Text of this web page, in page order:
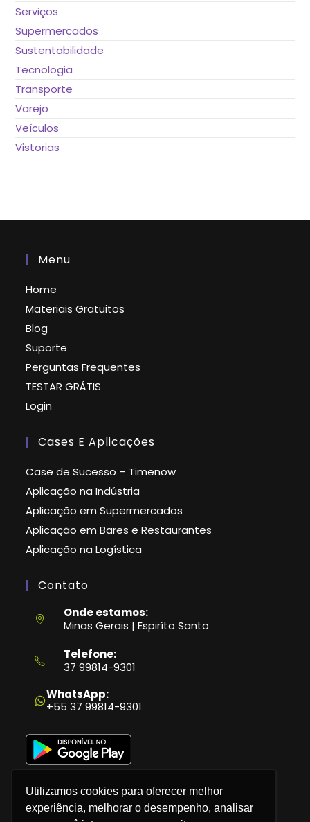
Utilizamos cookies para oferecer melhor
experiência, melhorar o desempenho, analisar
Serviços
Supermercados
Sustentabilidade
Tecnologia
Transporte
Varejo
Veículos
Vistorias
Menu
Home
Materiais Gratuitos
Blog
Suporte
Perguntas Frequentes
TESTAR GRÁTIS
Login
Cases E Aplicações
Case de Sucesso – Timenow
Aplicação na Indústria
Aplicação em Supermercados
Aplicação em Bares e Restaurantes
Aplicação na Logística
Contato
Onde estamos:
Minas Gerais | Espiríto Santo
Telefone:
37 99814-9301
em
seu
aplicativo
WhatsApp:
+55 37 99814-9301